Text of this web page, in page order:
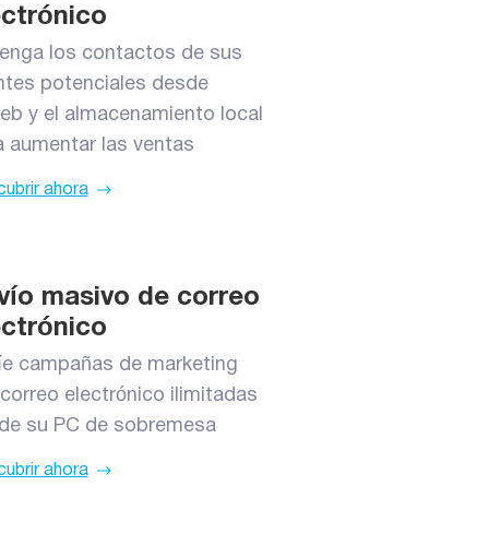
los contactos de sus
potenciales desde
y el almacenamiento local
aumentar las ventas
ahora
masivo de correo
campañas de marketing
electrónico ilimitadas
su PC de sobremesa
ahora